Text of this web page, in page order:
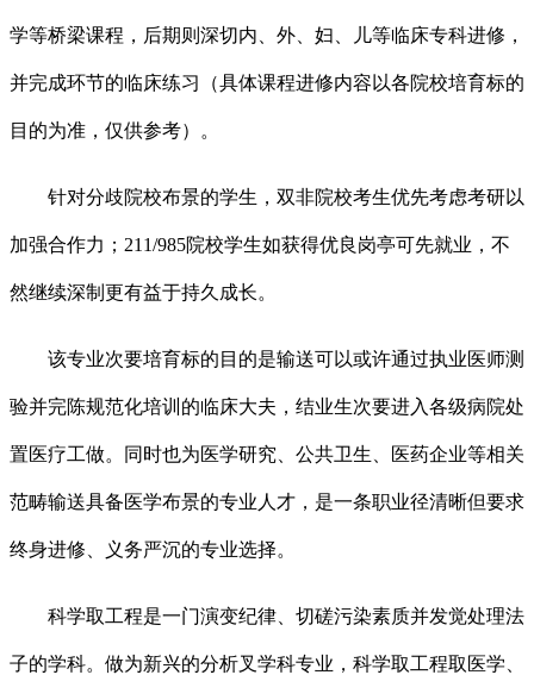
学等桥梁课程，后期则深切内、外、妇、儿等临床专科进修，
并完成环节的临床练习（具体课程进修内容以各院校培育标的
目的为准，仅供参考）。
针对分歧院校布景的学生，双非院校考生优先考虑考研以
加强合作力；211/985院校学生如获得优良岗亭可先就业，不
然继续深制更有益于持久成长。
该专业次要培育标的目的是输送可以或许通过执业医师测
验并完陈规范化培训的临床大夫，结业生次要进入各级病院处
置医疗工做。同时也为医学研究、公共卫生、医药企业等相关
范畴输送具备医学布景的专业人才，是一条职业径清晰但要求
终身进修、义务严沉的专业选择。
科学取工程是一门演变纪律、切磋污染素质并发觉处理法
子的学科。做为新兴的分析叉学科专业，科学取工程取医学、